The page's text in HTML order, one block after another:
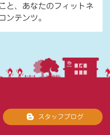
と、あなたのフィットネ
ンテンツ。
スタッフブログ